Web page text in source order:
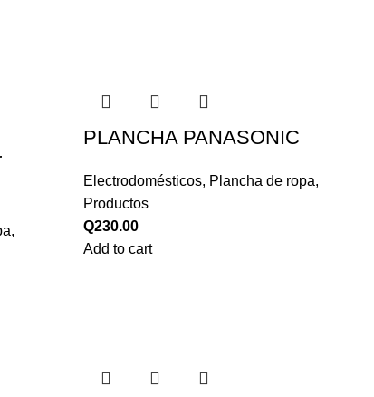
,
PLANCHA PANASONIC
Electrodomésticos, Plancha de ropa,
Productos
Q230.00
Add to cart